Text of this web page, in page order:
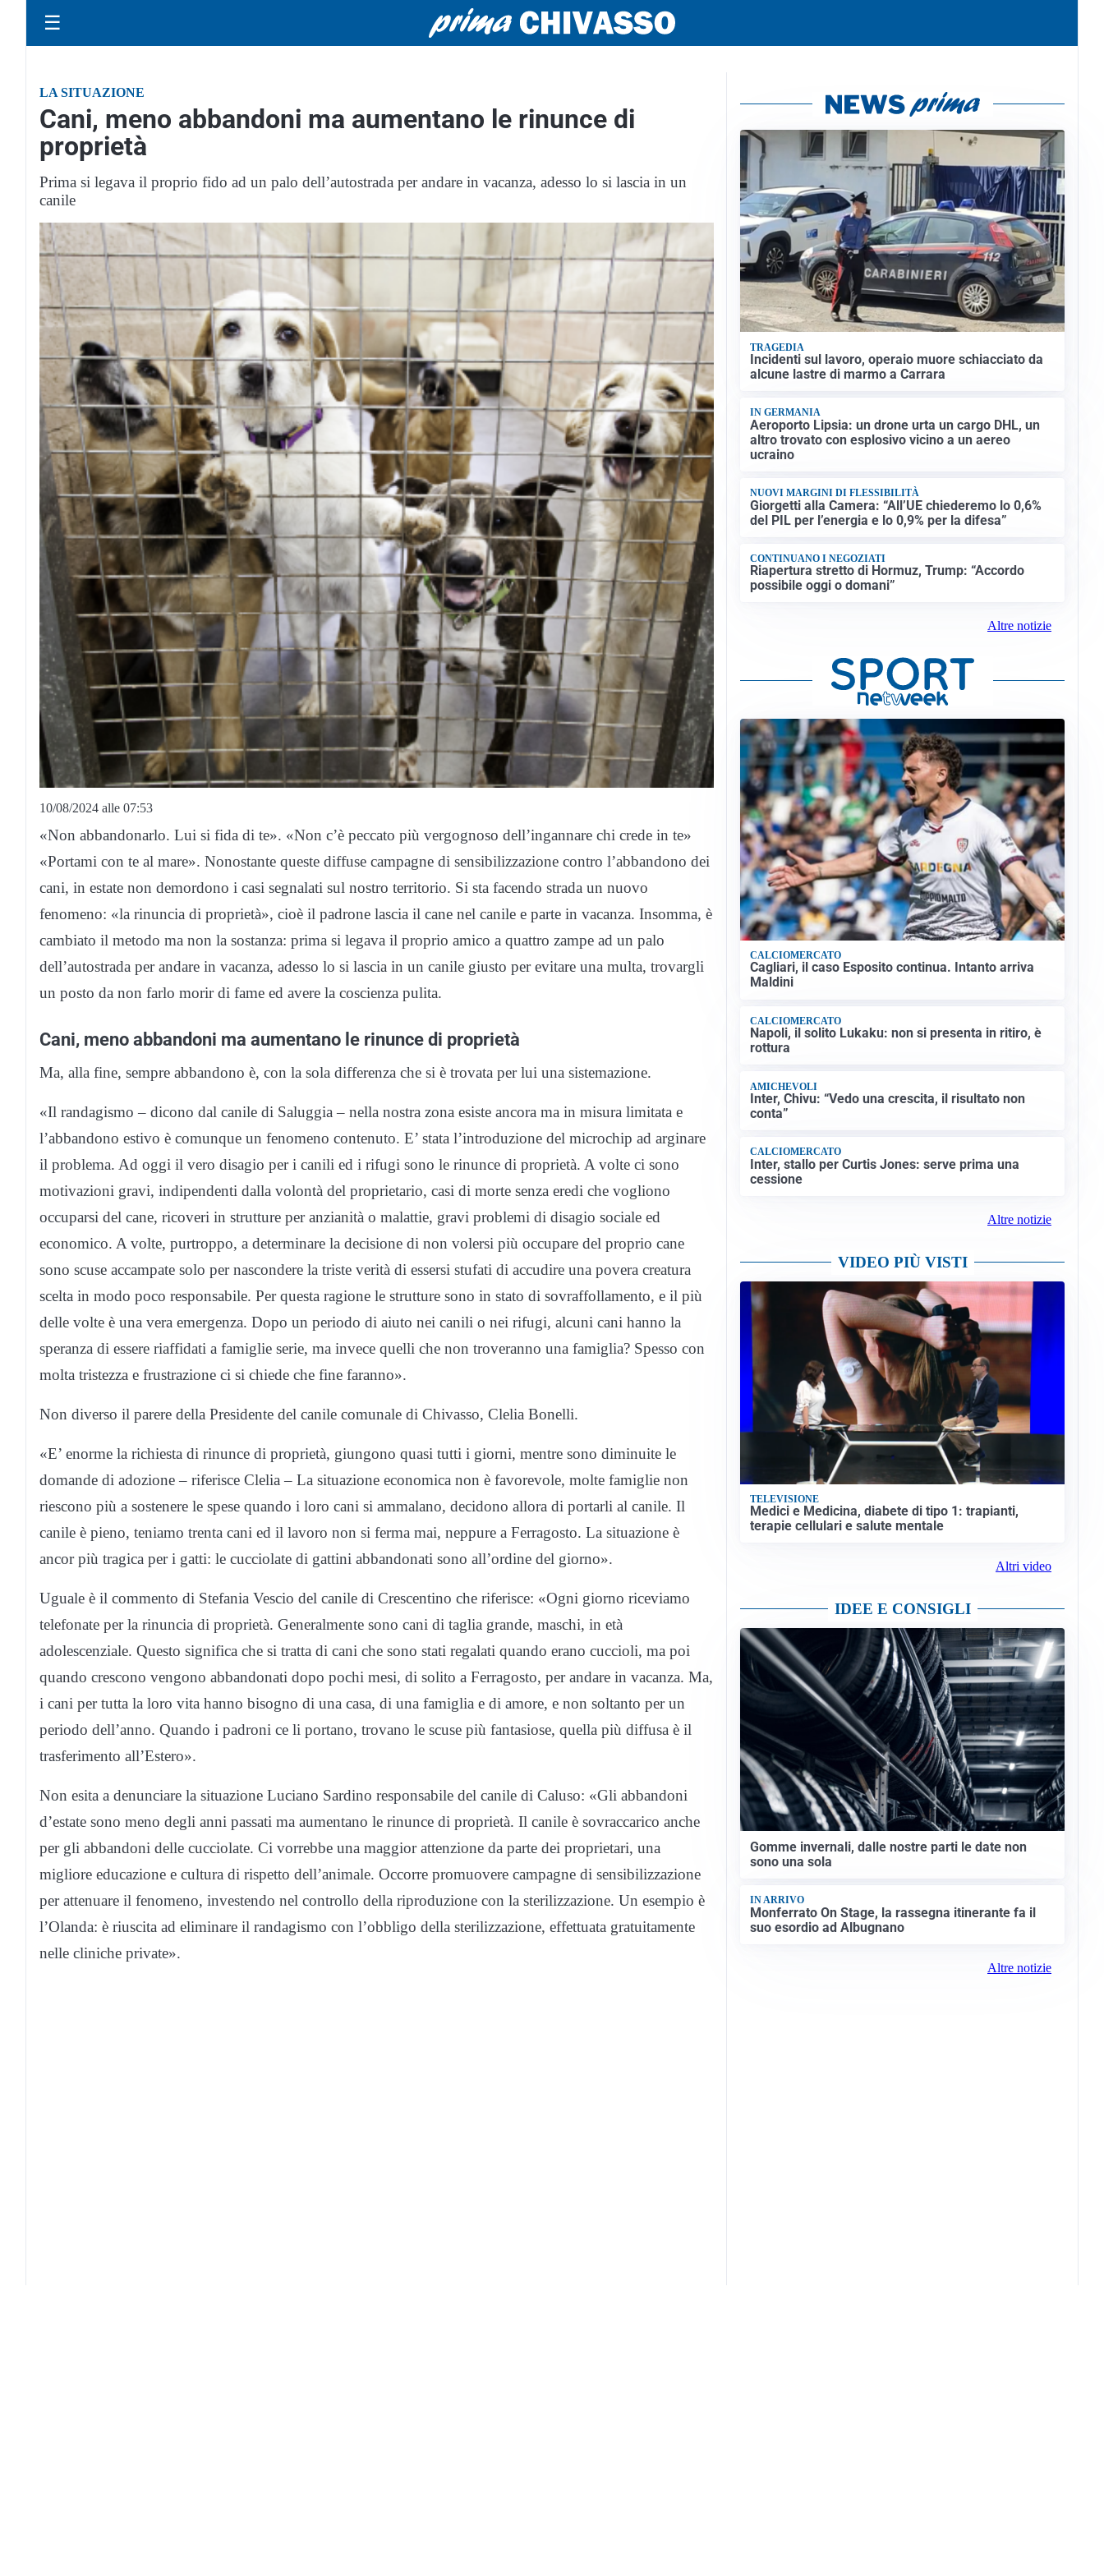
☰
LA SITUAZIONE
Cani, meno abbandoni ma aumentano le rinunce di
proprietà
Prima si legava il proprio fido ad un palo dell’autostrada per andare in vacanza, adesso lo si lascia in un
canile
10/08/2024 alle 07:53
«Non abbandonarlo. Lui si fida di te». «Non c’è peccato più vergognoso dell’ingannare chi crede in te»
«Portami con te al mare». Nonostante queste diffuse campagne di sensibilizzazione contro l’abbandono dei
cani, in estate non demordono i casi segnalati sul nostro territorio. Si sta facendo strada un nuovo
fenomeno: «la rinuncia di proprietà», cioè il padrone lascia il cane nel canile e parte in vacanza. Insomma, è
cambiato il metodo ma non la sostanza: prima si legava il proprio amico a quattro zampe ad un palo
dell’autostrada per andare in vacanza, adesso lo si lascia in un canile giusto per evitare una multa, trovargli
un posto da non farlo morir di fame ed avere la coscienza pulita.
Cani, meno abbandoni ma aumentano le rinunce di proprietà
Ma, alla fine, sempre abbandono è, con la sola differenza che si è trovata per lui una sistemazione.
«Il randagismo – dicono dal canile di Saluggia – nella nostra zona esiste ancora ma in misura limitata e
l’abbandono estivo è comunque un fenomeno contenuto. E’ stata l’introduzione del microchip ad arginare
il problema. Ad oggi il vero disagio per i canili ed i rifugi sono le rinunce di proprietà. A volte ci sono
motivazioni gravi, indipendenti dalla volontà del proprietario, casi di morte senza eredi che vogliono
occuparsi del cane, ricoveri in strutture per anzianità o malattie, gravi problemi di disagio sociale ed
economico. A volte, purtroppo, a determinare la decisione di non volersi più occupare del proprio cane
sono scuse accampate solo per nascondere la triste verità di essersi stufati di accudire una povera creatura
scelta in modo poco responsabile. Per questa ragione le strutture sono in stato di sovraffollamento, e il più
delle volte è una vera emergenza. Dopo un periodo di aiuto nei canili o nei rifugi, alcuni cani hanno la
speranza di essere riaffidati a famiglie serie, ma invece quelli che non troveranno una famiglia? Spesso con
molta tristezza e frustrazione ci si chiede che fine faranno».
Non diverso il parere della Presidente del canile comunale di Chivasso, Clelia Bonelli.
«E’ enorme la richiesta di rinunce di proprietà, giungono quasi tutti i giorni, mentre sono diminuite le
domande di adozione – riferisce Clelia – La situazione economica non è favorevole, molte famiglie non
riescono più a sostenere le spese quando i loro cani si ammalano, decidono allora di portarli al canile. Il
canile è pieno, teniamo trenta cani ed il lavoro non si ferma mai, neppure a Ferragosto. La situazione è
ancor più tragica per i gatti: le cucciolate di gattini abbandonati sono all’ordine del giorno».
Uguale è il commento di Stefania Vescio del canile di Crescentino che riferisce: «Ogni giorno riceviamo
telefonate per la rinuncia di proprietà. Generalmente sono cani di taglia grande, maschi, in età
adolescenziale. Questo significa che si tratta di cani che sono stati regalati quando erano cuccioli, ma poi
quando crescono vengono abbandonati dopo pochi mesi, di solito a Ferragosto, per andare in vacanza. Ma,
i cani per tutta la loro vita hanno bisogno di una casa, di una famiglia e di amore, e non soltanto per un
periodo dell’anno. Quando i padroni ce li portano, trovano le scuse più fantasiose, quella più diffusa è il
trasferimento all’Estero».
Non esita a denunciare la situazione Luciano Sardino responsabile del canile di Caluso: «Gli abbandoni
d’estate sono meno degli anni passati ma aumentano le rinunce di proprietà. Il canile è sovraccarico anche
per gli abbandoni delle cucciolate. Ci vorrebbe una maggior attenzione da parte dei proprietari, una
migliore educazione e cultura di rispetto dell’animale. Occorre promuovere campagne di sensibilizzazione
per attenuare il fenomeno, investendo nel controllo della riproduzione con la sterilizzazione. Un esempio è
l’Olanda: è riuscita ad eliminare il randagismo con l’obbligo della sterilizzazione, effettuata gratuitamente
nelle cliniche private».
TRAGEDIA
Incidenti sul lavoro, operaio muore schiacciato da
alcune lastre di marmo a Carrara
IN GERMANIA
Aeroporto Lipsia: un drone urta un cargo DHL, un
altro trovato con esplosivo vicino a un aereo
ucraino
NUOVI MARGINI DI FLESSIBILITÀ
Giorgetti alla Camera: “All’UE chiederemo lo 0,6%
del PIL per l’energia e lo 0,9% per la difesa”
CONTINUANO I NEGOZIATI
Riapertura stretto di Hormuz, Trump: “Accordo
possibile oggi o domani”
Altre notizie
CALCIOMERCATO
Cagliari, il caso Esposito continua. Intanto arriva
Maldini
CALCIOMERCATO
Napoli, il solito Lukaku: non si presenta in ritiro, è
rottura
AMICHEVOLI
Inter, Chivu: “Vedo una crescita, il risultato non
conta”
CALCIOMERCATO
Inter, stallo per Curtis Jones: serve prima una
cessione
Altre notizie
VIDEO PIÙ VISTI
TELEVISIONE
Medici e Medicina, diabete di tipo 1: trapianti,
terapie cellulari e salute mentale
Altri video
IDEE E CONSIGLI
Gomme invernali, dalle nostre parti le date non
sono una sola
IN ARRIVO
Monferrato On Stage, la rassegna itinerante fa il
suo esordio ad Albugnano
Altre notizie